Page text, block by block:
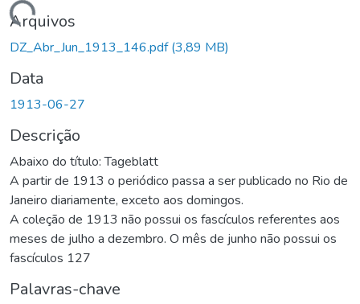
Arquivos
DZ_Abr_Jun_1913_146.pdf(3,89 MB)
Data
1913-06-27
Descrição
Abaixo do título: Tageblatt
A partir de 1913 o periódico passa a ser publicado no Rio de
Janeiro diariamente, exceto aos domingos.
A coleção de 1913 não possui os fascículos referentes aos
meses de julho a dezembro. O mês de junho não possui os
fascículos 127
Palavras-chave